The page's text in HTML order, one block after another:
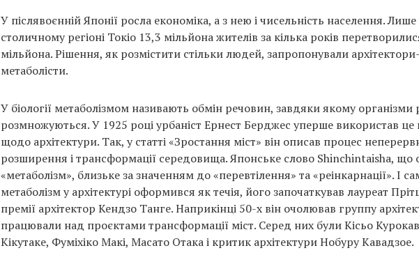
У післявоєнній Японії росла економіка, а з нею і чисельність населення. Лише
столичному регіоні Токіо 13,3 мільйона жителів за кілька років
мільйона. Рішення, як розмістити стільки людей, запропонували архітектори-
метаболісти.
У біології метаболізмом називають обмін речовин, завдяки якому організми
розмножуються. У 1925 році урбаніст Ернест Берджес уперше використав це
щодо архітектури. Так, у статті «Зростання міст» він описав процес
розширення і трансформації середовища. Японське слово Shinchintaisha, що
«метаболізм», близьке за значенням до «перевтілення» та «реінкарнації». І
метаболізм у архітектурі оформився як течія, його започаткував лауреат
премії архітектор Кендзо Танге. Наприкінці 50-х він очолював группу
працювали над проєктами трансформації міст. Серед них були Кісьо
Кікутаке, Фуміхіко Макі, Масато Отака і критик архітектури Нобуру Кавадзое.